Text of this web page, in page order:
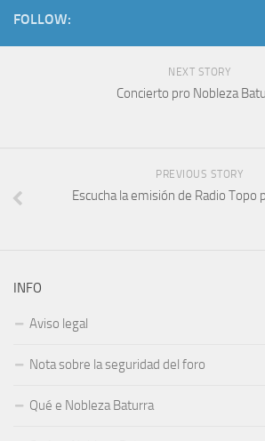
FOLLOW:
NEXT STORY
Concierto pro Nobleza
PREVIOUS STORY
Escucha la emisión de Radio Topo
INFO
Aviso legal
Nota sobre la seguridad del foro
Qué e Nobleza Baturra